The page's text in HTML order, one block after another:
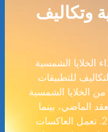
وتكاليف
الخلايا الشمسية
للتطبيقات
من الخلايا الشمسية
أكثر من 28٪ في العقد الماضي، بينما
انخفضت التكاليف بنسبة 88٪ منذ عام 2012. تعمل العاكسات